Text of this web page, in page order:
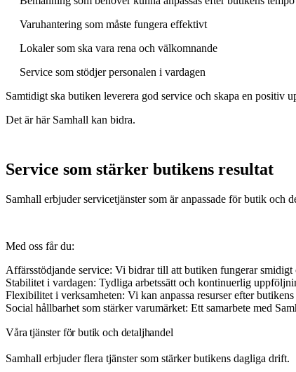
Varuhantering som måste fungera effektivt
Lokaler som ska vara rena och välkomnande
Service som stödjer personalen i vardagen
Samtidigt ska butiken leverera god service och skapa en positiv
Det är här Samhall kan bidra.
Service som stärker butikens resultat
Samhall erbjuder servicetjänster som är anpassade för butik och
Med oss får du:
Affärsstödjande service: Vi bidrar till att butiken fungerar smidigt
Stabilitet i vardagen: Tydliga arbetssätt och kontinuerlig
Flexibilitet i verksamheten: Vi kan anpassa resurser efter
Social hållbarhet som stärker varumärket: Ett samarbete med
Våra tjänster för butik och detaljhandel
Samhall erbjuder flera tjänster som stärker butikens dagliga drift.